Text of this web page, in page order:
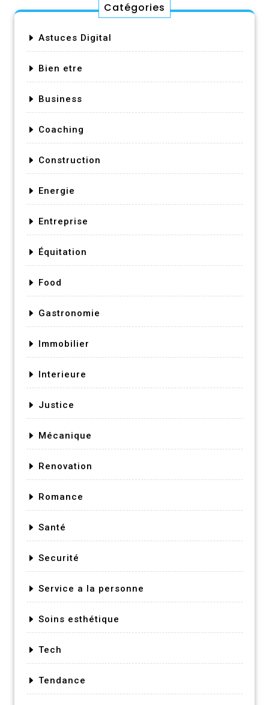
Catégories
Astuces Digital
Bien etre
Business
Coaching
Construction
Energie
Entreprise
Équitation
Food
Gastronomie
Immobilier
Interieure
Justice
Mécanique
Renovation
Romance
Santé
Securité
Service a la personne
Soins esthétique
Tech
Tendance